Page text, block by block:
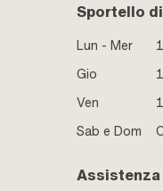
Sportello
Lun - Mer
Gio
Ven
Sab e Dom
Assistenza